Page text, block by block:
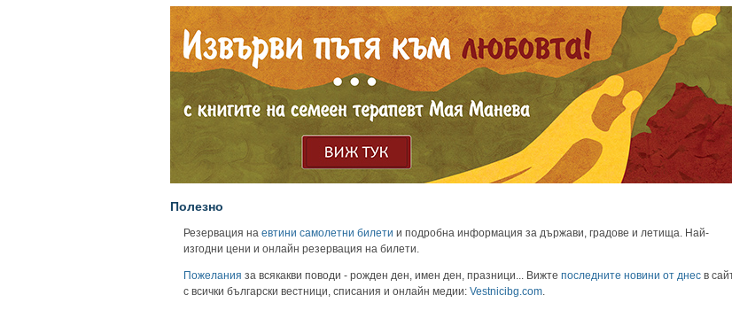
Полезно
Резервация на евтини самолетни билети и подробна информация за държави, градове и летища. Най-
изгодни цени и онлайн резервация на билети.
Пожелания за всякакви поводи - рожден ден, имен ден, празници... Вижте последните новини от днес в
с всички български вестници, списания и онлайн медии: Vestnicibg.com